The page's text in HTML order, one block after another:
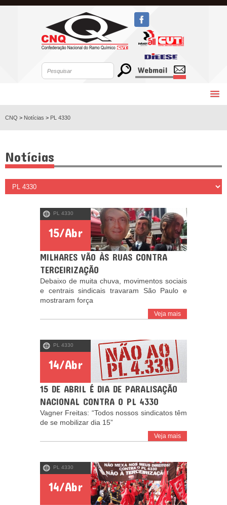
Webmail
CNQ > Notícias > PL 4330
Notícias
PL 4330
15/Abr
MILHARES VÃO ÀS RUAS CONTRA
TERCEIRIZAÇÃO
Debaixo de muita chuva, movimentos sociais
e centrais sindicais travaram São Paulo e
mostraram força
Veja mais
PL 4330
14/Abr
15 DE ABRIL É DIA DE PARALISAÇÃO
NACIONAL CONTRA O PL 4330
Vagner Freitas: “Todos nossos sindicatos têm
de se mobilizar dia 15”
Veja mais
PL 4330
14/Abr